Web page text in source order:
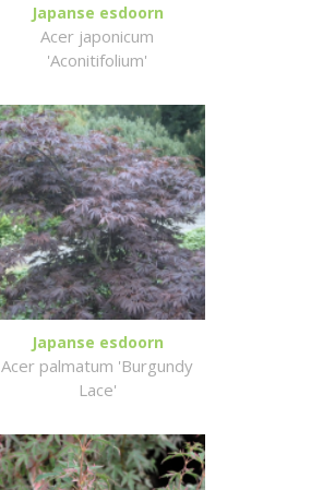
Japanse esdoorn
Acer japonicum
'Aconitifolium'
Japanse esdoorn
Acer palmatum 'Burgundy
Lace'